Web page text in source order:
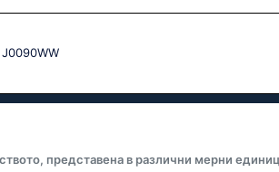
J0090WW
представена в различни мерни